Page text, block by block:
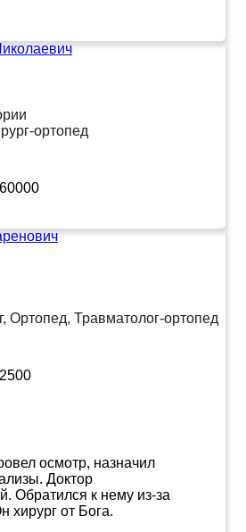
ортопед
60000
Ортопед, Травматолог-ортопед
2500
осмотр, назначил
Доктор
Обратился к нему из-за
хирург от Бога.